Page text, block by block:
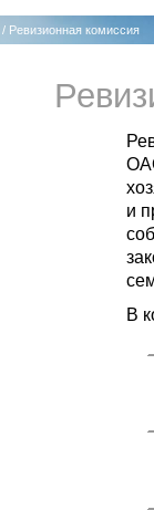
/ Ревизионная комиссия
и
В